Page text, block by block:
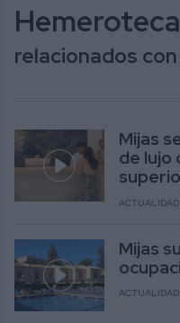
relacionados
Mijas
de lujo
ACTUALIDAD
Mijas
ACTUALIDAD